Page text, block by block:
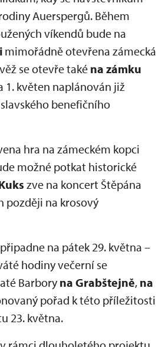
Auerspergů. Během
víkendů bude na
mimořádně otevřena zámecká
se otevře také na zámku
1. květen naplánován již
benefičního
hra na zámeckém kopci
možné potkat historické
zve na koncert Štěpána
později na krosový
na pátek 29. května –
hodiny večerní se
Barboryna Grabštejně, na
pořad k této příležitosti
23. května.